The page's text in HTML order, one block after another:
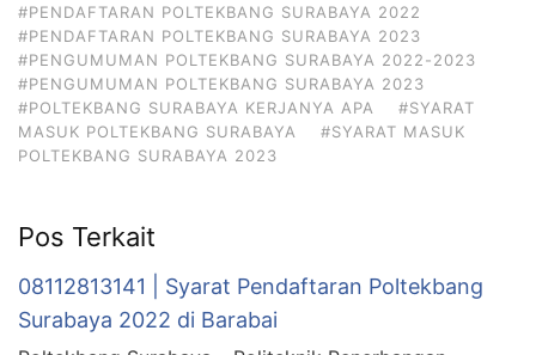
#PENDAFTARAN POLTEKBANG SURABAYA 2022
#PENDAFTARAN POLTEKBANG SURABAYA 2023
#PENGUMUMAN POLTEKBANG SURABAYA 2022-2023
#PENGUMUMAN POLTEKBANG SURABAYA 2023
#POLTEKBANG SURABAYA KERJANYA APA
#SYARAT
MASUK POLTEKBANG SURABAYA
#SYARAT MASUK
POLTEKBANG SURABAYA 2023
Pos Terkait
08112813141 | Syarat Pendaftaran Poltekbang
Surabaya 2022 di Barabai